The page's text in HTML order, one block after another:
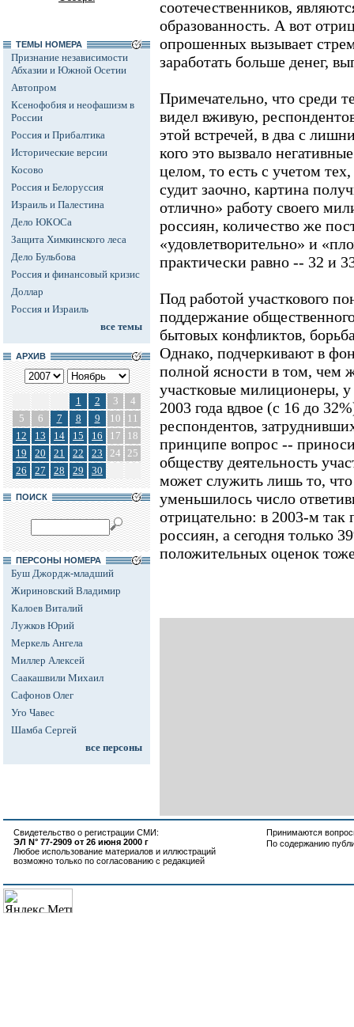
ТЕМЫ НОМЕРА
Признание независимости
Абхазии и Южной Осетии
Автопром
Ксенофобия и неофашизм в
России
Россия и Прибалтика
Исторические версии
Косово
Россия и Белоруссия
Израиль и Палестина
Дело ЮКОСа
Защита Химкинского леса
Дело Бульбова
Россия и финансовый кризис
Доллар
Россия и Израиль
все темы
АРХИВ
1 2 3
4
5
6 7 8 9 10
11
12
13 14 15 16 17
18
19
20 21 22 23 24 25
26
27 28 29 30
ПОИСК
ПЕРСОНЫ НОМЕРА
Буш Джордж-младший
Жириновский Владимир
Калоев Виталий
Лужков Юрий
Меркель Ангела
Миллер Алексей
Саакашвили Михаил
Сафонов Олег
Уго Чавес
Шамба Сергей
все персоны
соотечественников,
образованность. А вот
опрошенных вызывает
заработать больше денег,
Примечательно, что среди
видел вживую,
этой встречей, в два с
кого это вызвало
целом, то есть с учетом
судит заочно, картина
отлично» работу своего
россиян, количество же
«удовлетворительно» и
практически равно -- 32 и
Под работой участкового
поддержание
бытовых конфликтов,
Однако, подчеркивают в
полной ясности в том, чем
участковые милиционеры, у
2003 года вдвое (с 16 до
респондентов,
принципе вопрос --
обществу деятельность
может служить лишь то,
уменьшилось число
отрицательно: в 2003-м так
россиян, а сегодня только
положительных оценок
Свидетельство о регистрации СМИ:
ЭЛ N° 77-2909 от 26 июня 2000 г
Любое использование материалов и иллюстраций
возможно только по согласованию с редакцией
Принимаются
По содержанию